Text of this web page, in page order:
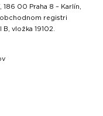
00 Praha 8 – Karlín,
obchodnom registri
vložka 19102.